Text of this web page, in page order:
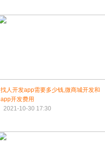
找人开发app需要多少钱,微商城开发和
app开发费用
2021-10-30 17:30